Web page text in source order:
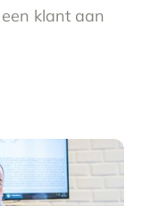
klant aan